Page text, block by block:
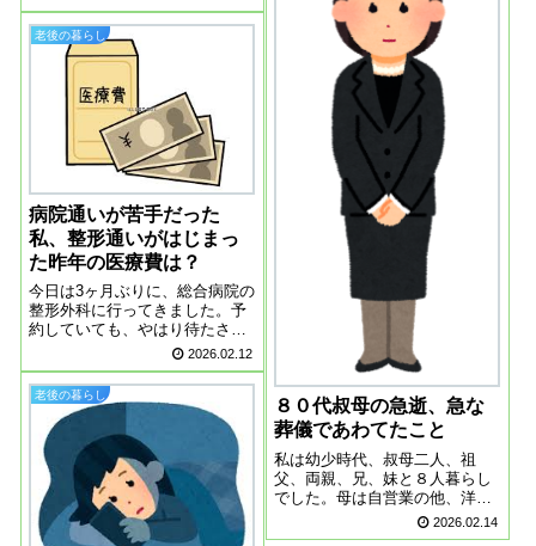
けなので、いつもより混んでい
たようです。うんざりしながら
も、待つことしました。待って
いる間に、リハビリをして、そ
の後診察。薬が効...
８０代叔母の急逝、急な
葬儀であわてたこと
私は幼少時代、叔母二人、祖
父、両親、兄、妹と８人暮らし
でした。母は自営業の他、洋裁
もやっていたので、いつも忙し
そうでした。よく面倒を見てく
2026.02.14
老後の暮らし
病院通いが苦手だった
私、整形通いがはじまっ
た昨年の医療費は？
今日は3ヶ月ぶりに、総合病院の
整形外科に行ってきました。予
約していても、やはり待たされ
て半日はつぶれてしまいまし
た。 やっぱり病院通いはすごい
ストレス！今日は骨密度の検査
は行わず、次回５月にするとい
うことでした。背中の痛みは、
変形性頸椎症か...
2026.02.12
老後の暮らし